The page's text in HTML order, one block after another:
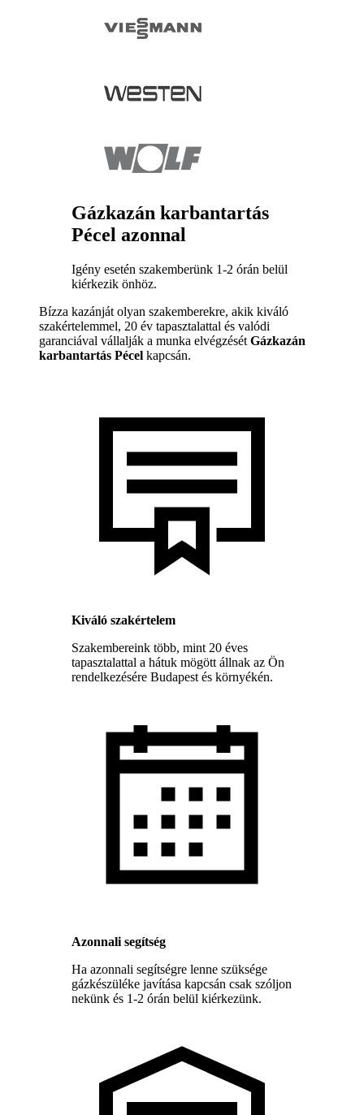
Gázkazán karbantartás
Pécel azonnal
Igény esetén szakemberünk 1-2 órán belül
kiérkezik önhöz.
Bízza kazánját olyan szakemberekre, akik kiváló
szakértelemmel, 20 év tapasztalattal és valódi
garanciával vállalják a munka elvégzését Gázkazán
karbantartás Pécel kapcsán.
Kiváló szakértelem
Szakembereink több, mint 20 éves
tapasztalattal a hátuk mögött állnak az Ön
rendelkezésére Budapest és környékén.
Azonnali segítség
Ha azonnali segítségre lenne szüksége
gázkészüléke javítása kapcsán csak szóljon
nekünk és 1-2 órán belül kiérkezünk.